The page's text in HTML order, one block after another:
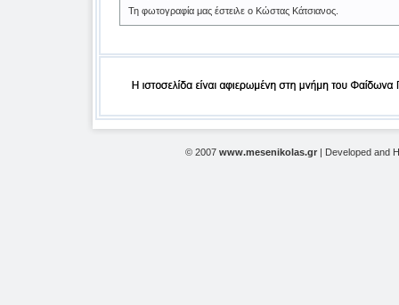
Τη φωτογραφία μας έστειλε ο Κώστας Κάτσιανος.
© 2007 www.mesenikolas.gr | Developed and